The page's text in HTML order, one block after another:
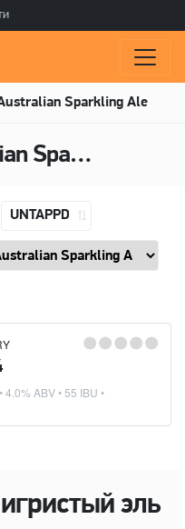
Sparkling Ale
Ale
UNTAPPD
• 4.0% ABV • 55 IBU •
эль